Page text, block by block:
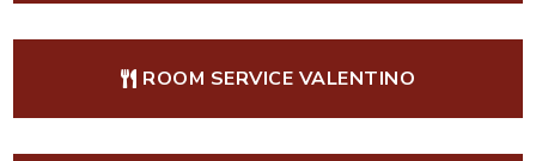
ROOM SERVICE VALENTINO